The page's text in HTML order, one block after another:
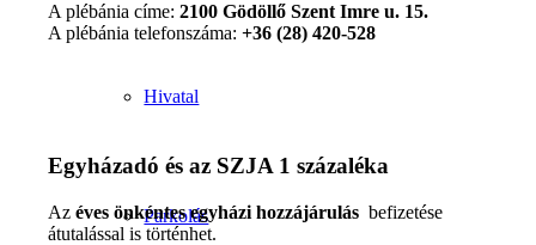
Hivatal
Parkolás
A plébánia címe:2100 Gödöllő Szent Imre u. 15.
A plébánia telefonszáma:+36 (28) 420-528
Egyházadó és az SZJA 1 százaléka
Azéves önkéntes egyházi hozzájárulás befizetése
átutalással is történhet.